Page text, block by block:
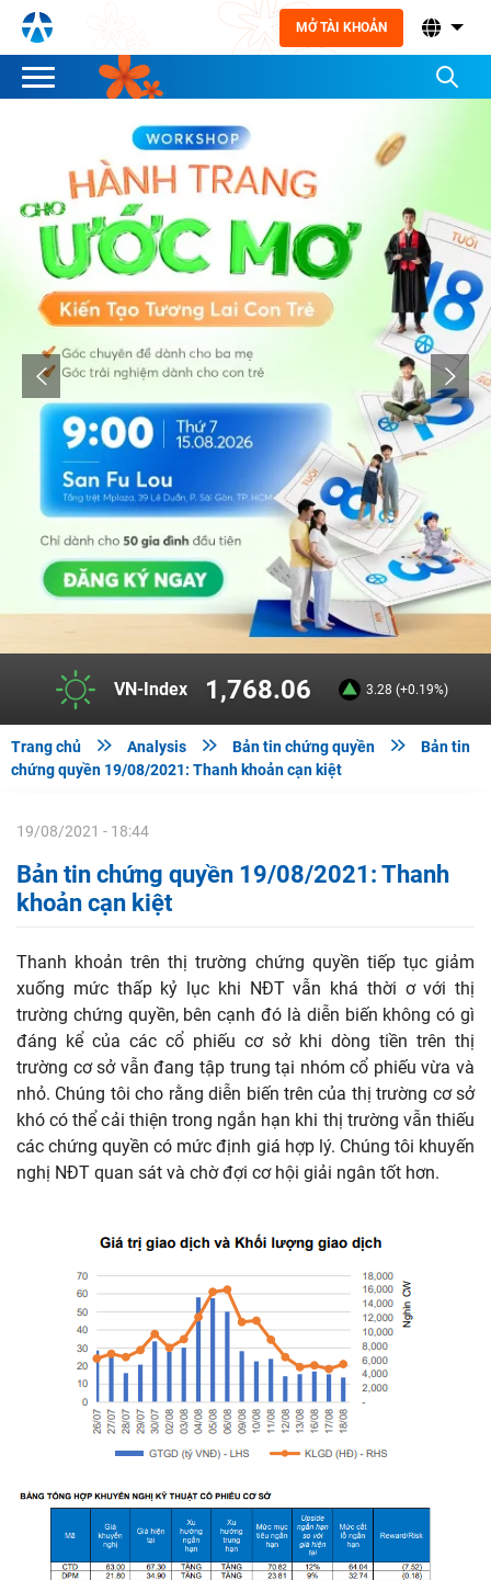
MỞ TÀI KHOẢN
VN-Index 1,768.06 3.28 (+0.19%)
Trang chủ  Analysis  Bản tin chứng quyền 
Bản tin
chứng quyền 19/08/2021: Thanh khoản cạn kiệt
19/08/2021 - 18:44
Bản tin chứng quyền 19/08/2021: Thanh
khoản cạn kiệt
Thanh khoản trên thị trường chứng quyền tiếp tục giảm
xuống mức thấp kỷ lục khi NĐT vẫn khá thời ơ với thị
trường chứng quyền, bên cạnh đó là diễn biến không có gì
đáng kể của các cổ phiếu cơ sở khi dòng tiền trên thị
trường cơ sở vẫn đang tập trung tại nhóm cổ phiếu vừa và
nhỏ. Chúng tôi cho rằng diễn biến trên của thị trường cơ sở
khó có thể cải thiện trong ngắn hạn khi thị trường vẫn thiếu
các chứng quyền có mức định giá hợp lý. Chúng tôi khuyến
nghị NĐT quan sát và chờ đợi cơ hội giải ngân tốt hơn.